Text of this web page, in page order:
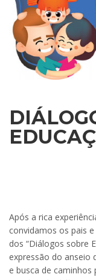
Após a rica
convidamos os pais
dos “Diálogos sobre
expressão do anseio
e busca de